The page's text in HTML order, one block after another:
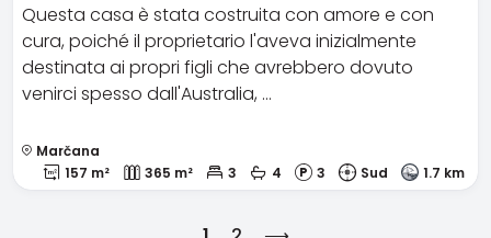
Questa casa è stata costruita con amore e con
cura, poiché il proprietario l'aveva inizialmente
destinata ai propri figli che avrebbero dovuto
venirci spesso dall'Australia, …
Marčana
157 m²
365 m² 3 4 3 Sud 1.7 km